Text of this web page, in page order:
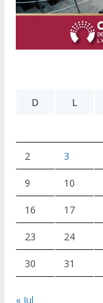
D
L
2 3
9 10
16 17
23 24
30 31
« Jul